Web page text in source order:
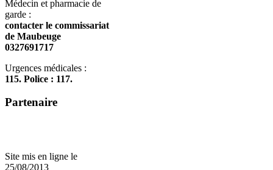
Médecin et pharmacie de
garde :
contacter le commissariat
de Maubeuge
0327691717
Urgences médicales :
115. Police : 117.
Partenaire
Site mis en ligne le
25/08/2013